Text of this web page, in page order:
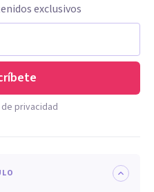
exclusivos
privacidad